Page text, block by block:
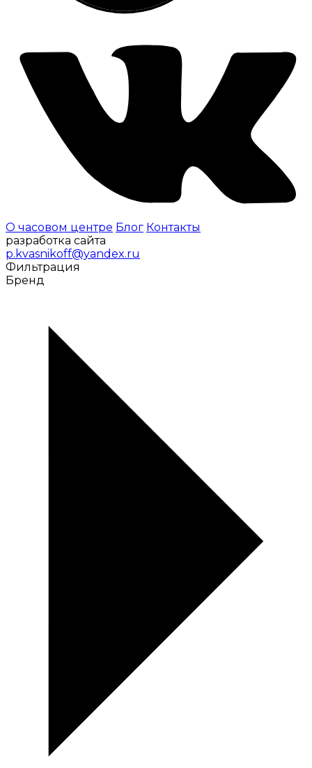
О часовом центре Блог Контакты
разработка сайта
p.kvasnikoff@yandex.ru
Фильтрация
Бренд